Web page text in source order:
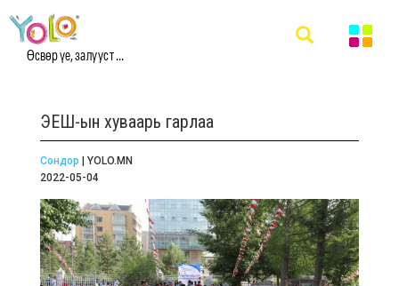
Өсвөр үе, залууст ...
ЭЕШ-ын хуваарь гарлаа
Сондор | YOLO.MN
2022-05-04